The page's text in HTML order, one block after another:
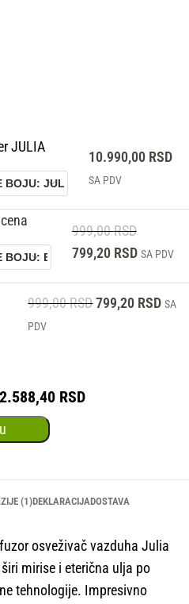
JULIA
10.990,00 RSD
SA PDV
999,00RSD
799,20 RSD SA PDV
999,00RSD799,20 RSD SA
PDV
RSD
(1)DEKLARACIJADOSTAVA
osveživač vazduha Julia
mirise i eterična ulja po
tehnologije. Impresivno